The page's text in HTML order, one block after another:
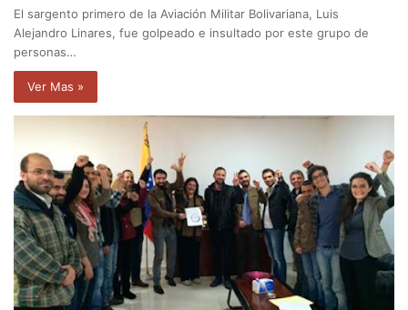
El sargento primero de la Aviación Militar Bolivariana, Luis
Alejandro Linares, fue golpeado e insultado por este grupo de
personas…
Ver Mas »